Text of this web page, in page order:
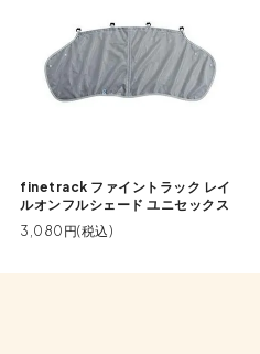
finetrack ファイントラック レイ
ルオンフルシェード ユニセックス
3,080円(税込)